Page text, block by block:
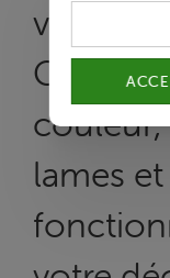
votre
couleur,
lames